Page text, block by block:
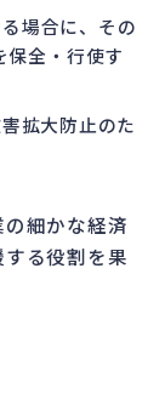
場合に、その
保全・行使す
拡大防止のた
細かな経済
る役割を果